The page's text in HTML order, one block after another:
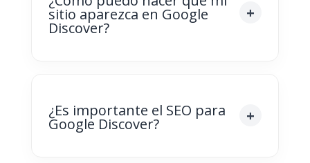
sitio aparezca en Google
Discover?
¿Es importante el SEO para
Google Discover?